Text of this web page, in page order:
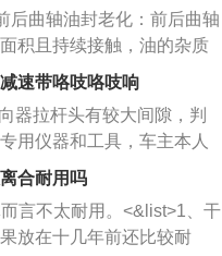
但如果是因为积碳过多引起
要将三元催化器泡在草酸
情况得到解决，将清洗剂
，与燃油混合后，车辆启
和汽油一起进入到燃烧
废气排出，就可以让三元
洗，排气管堵塞的情况就
。
，往右同样也要打相同的
、最后强调要反复练
以形成肌肉记忆，在真实
，不需要记忆也能打好方
后曲轴油封老化：前后曲轴
积且持续接触，油的杂质
续温度变化使其密封效果
致渗油或漏油。<&list>2、
：积碳会使活塞环与缸体
导致机油流入燃烧室中，
<&list>3、机油粘度。使用
小的话，同样会有烧机油现
过小具有很好的流动性，
速带咯吱咯吱响
器拉杆头有较大间隙，判
用仪器和工具，车主本人
要将车辆送到修理厂或4s
车辆半轴套管防尘罩破
出现漏油现象，使半轴磨
的半轴容易损坏，产生异
合耐用吗
言不太耐用。<&list>1、干
放在十几年前还比较耐